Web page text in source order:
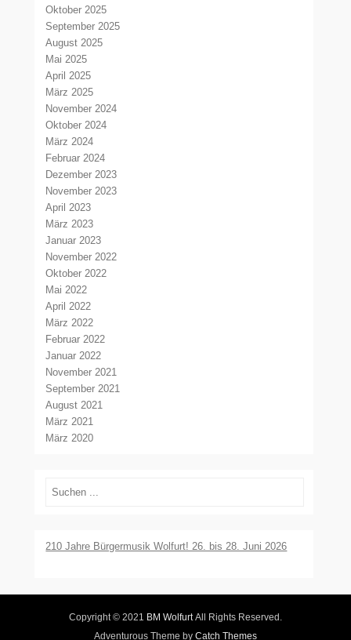
Oktober 2025
September 2025
August 2025
Mai 2025
April 2025
März 2025
November 2024
Oktober 2024
März 2024
Februar 2024
Dezember 2023
November 2023
April 2023
März 2023
Januar 2023
November 2022
Oktober 2022
Mai 2022
April 2022
März 2022
Februar 2022
Januar 2022
November 2021
September 2021
August 2021
März 2021
März 2020
Suchen
210 Jahre Bürgermusik Wolfurt! 26. bis 28. Juni 2026
Copyright © 2021 BM WolfurtAll Rights Reserved.
Adventurous Theme by Catch Themes